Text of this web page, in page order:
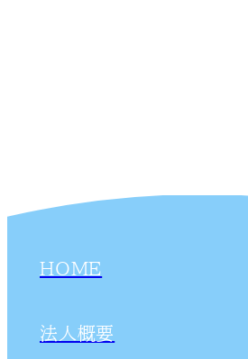
HOME
法人概要